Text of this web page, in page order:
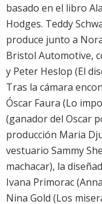
basado en el libro
Hodges. Teddy
produce junto a
Bristol Automotive,
y Peter Heslop (El
Tras la cámara
Óscar Faura (Lo
(ganador del Oscar
producción Maria
vestuario Sammy
machacar), la
Ivana Primorac
Nina Gold (Los